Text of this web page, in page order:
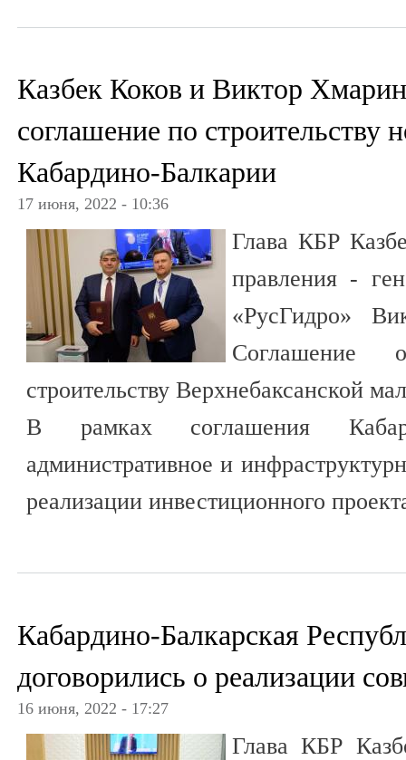
Казбек Коков и Виктор
соглашение по строительству
Кабардино-Балкарии
17 июня, 2022 - 10:36
Глава КБР
правления -
«РусГидро»
Соглашение
строительству Верхнебаксанской
В рамках соглашения
административное и
реализации инвестиционного
Кабардино-Балкарская
договорились о реализации
16 июня, 2022 - 17:27
Глава КБР